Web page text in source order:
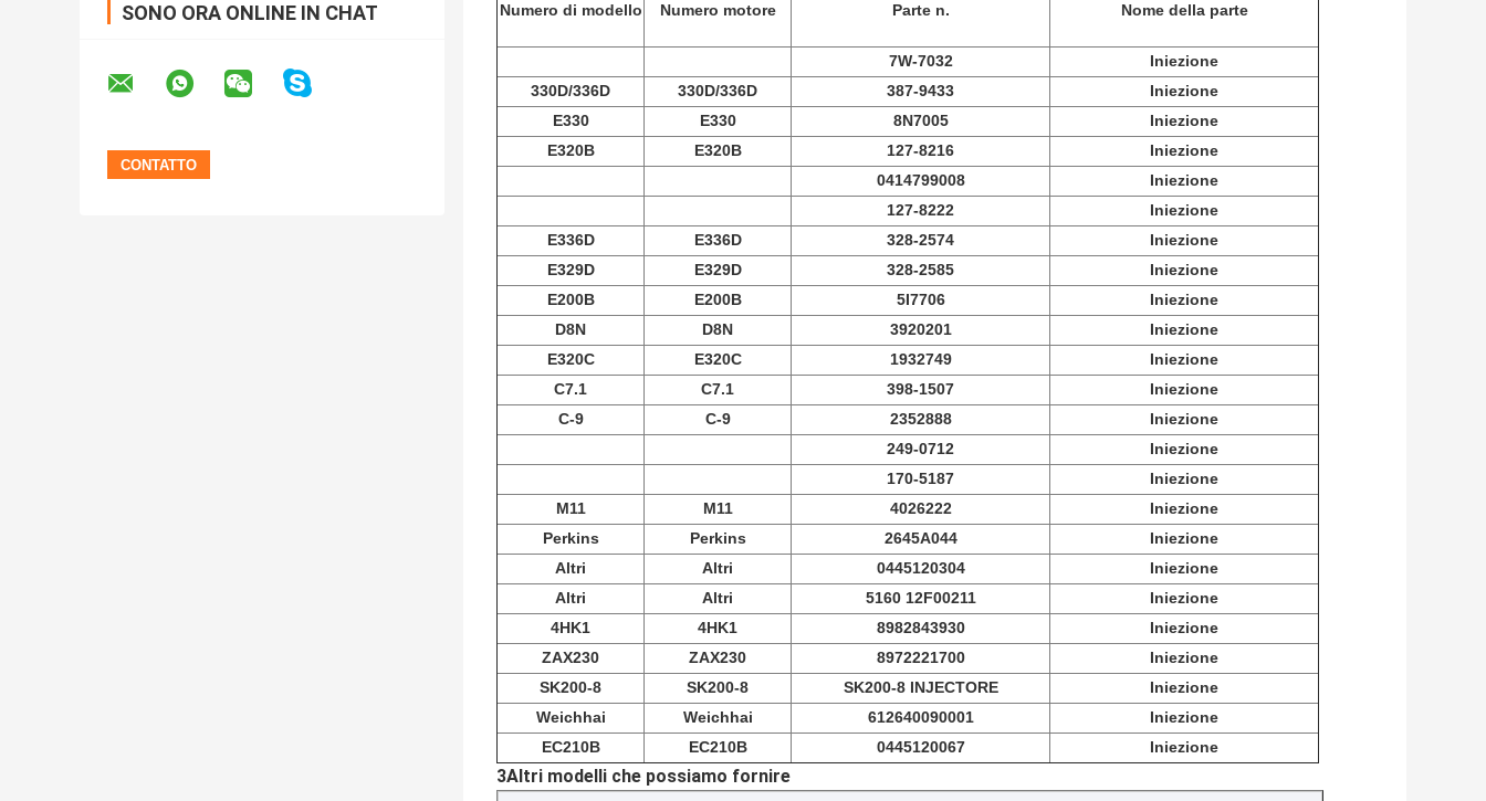
SONO ORA ONLINE IN CHAT Numero di modello Numero motore Parte n. Nome della parte
7W-7032
Iniezione
330D/336D
330D/336D 387-9433
Iniezione
E330
E330 8N7005
Iniezione
E320B
E320B 127-8216
Iniezione
0414799008
Iniezione
127-8222
Iniezione
E336D
E336D 328-2574
Iniezione
E329D
E329D 328-2585
Iniezione
E200B
E200B 5I7706
Iniezione
D8N
D8N 3920201
Iniezione
E320C
E320C 1932749
Iniezione
C7.1
C7.1 398-1507
Iniezione
C-9
C-9 2352888
Iniezione
249-0712
Iniezione
170-5187
Iniezione
M11
M11 4026222
Iniezione
Perkins
Perkins 2645A044
Iniezione
Altri
Altri 0445120304
Iniezione
Altri
Altri 5160 12F00211
Iniezione
4HK1
4HK1 8982843930
Iniezione
ZAX230
ZAX230 8972221700
Iniezione
SK200-8
SK200-8 SK200-8 INJECTORE
Iniezione
Weichhai
Weichhai 612640090001
Iniezione
EC210B
EC210B 0445120067 Iniezione
3Altri modelli che possiamo fornire